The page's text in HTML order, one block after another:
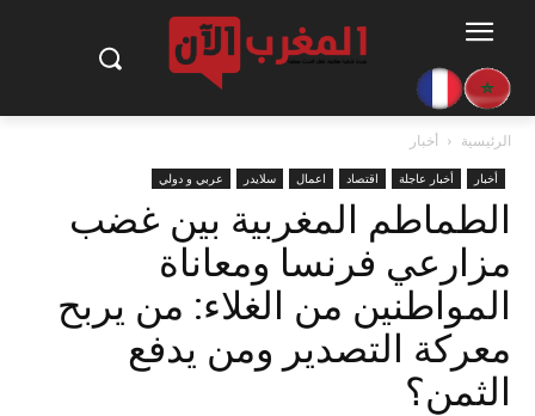
الرئيسية أخبار
أخبار أخبار عاجلة اقتصاد اعمال سلايدر عربي و دولي
الطماطم المغربية بين غضب
مزارعي فرنسا ومعاناة
المواطنين من الغلاء: من يربح
معركة التصدير ومن يدفع
الثمن؟